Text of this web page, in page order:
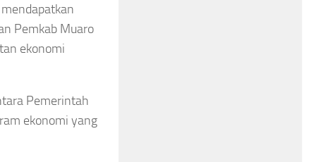
Pemkab Muaro
ekonomi
Pemerintah
ekonomi yang